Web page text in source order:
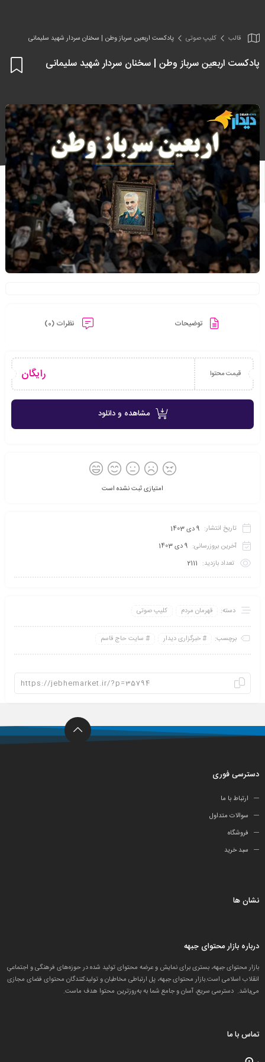
قالب کلیپ صوتی پادکست اربعین سرباز وطن | سخنان سردار شهید سلیمانی
پادکست اربعین سرباز وطن | سخنان سردار شهید سلیمانی
توضیحات نظرات (0)
قیمت محتوا رایگان
مشاهده و دانلود
امتیازی ثبت نشده است
تاریخ انتشار: 9 دی 1403
آخرین بروزرسانی: 9 دی 1403
تعداد بازدید: 2111
دسته: قهرمان مردم کلیپ صوتی
برچسب: خبرگزاری دیدار سایت حاج قاسم
دسترسی فوری
ارتباط با ما
سوالات متداول
فروشگاه
سبد خرید
نشان ها
درباره بازار محتوای جبهه
بازار محتوای جبهه، بستری برای نمایش و عرضه محتوای تولید شده در حوزه‌های فرهنگی و اجتماعیِ
انقلاب اسلامی است.بازار محتوای جبهه، پل ارتباطی مخاطبان و تولید‌کنندگان محتوای فضای مجازی
می‌باشد. دسترسی سریع، آسان و جامع شما به به‌روزترین محتوا هدف ماست.
تماس با ما